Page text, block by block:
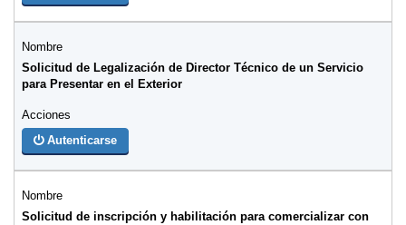
Solicitud de Legalización de Director Técnico de un Servicio
para Presentar en el Exterior
Autenticarse
Solicitud de inscripción y habilitación para comercializar con